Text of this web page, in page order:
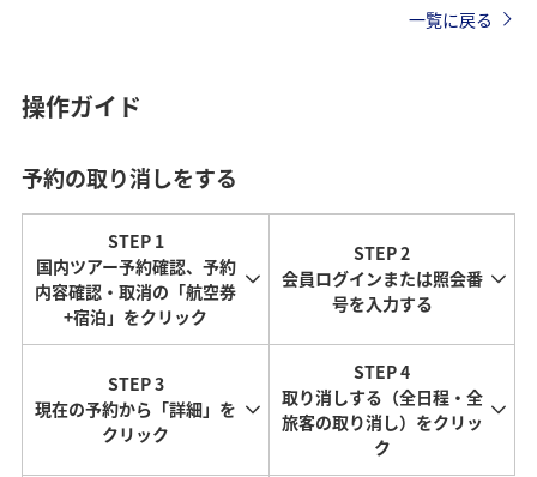
一覧に戻る
操作ガイド
予約の取り消しをする
STEP 1
国内ツアー予約確認、予約
内容確認・取消の「航空券
+宿泊」をクリック
STEP 2
会員ログインまたは照会番
号を入力する
STEP 3
現在の予約から「詳細」を
クリック
STEP 4
取り消しする（全日程・全
旅客の取り消し）をクリッ
ク